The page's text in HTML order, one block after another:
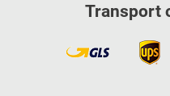
Transport